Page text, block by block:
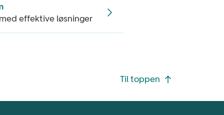
effektive løsninger
Til toppen